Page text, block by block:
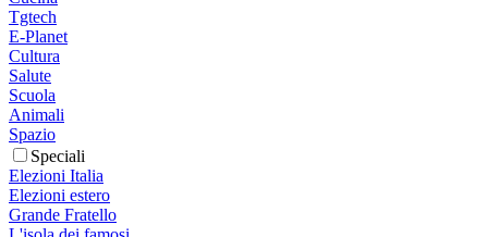
Tgtech
E-Planet
Cultura
Salute
Scuola
Animali
Spazio
Speciali
Elezioni Italia
Elezioni estero
Grande Fratello